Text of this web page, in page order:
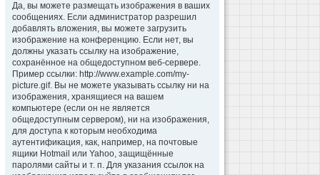
Да, вы можете размещать изображения в ваших
сообщениях. Если администратор разрешил
добавлять вложения, вы можете загрузить
изображение на конференцию. Если нет, вы
должны указать ссылку на изображение,
сохранённое на общедоступном веб-сервере.
Пример ссылки: http://www.example.com/my-
picture.gif. Вы не можете указывать ссылку ни на
изображения, хранящиеся на вашем
компьютере (если он не является
общедоступным сервером), ни на изображения,
для доступа к которым необходима
аутентификация, как, например, на почтовые
ящики Hotmail или Yahoo, защищённые
паролями сайты и т. п. Для указания ссылок на